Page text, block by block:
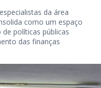
da área
como um espaço
políticas públicas
das finanças